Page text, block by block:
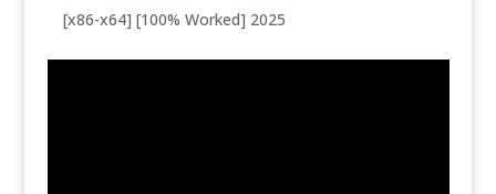
[x86-x64] [100% Worked] 2025